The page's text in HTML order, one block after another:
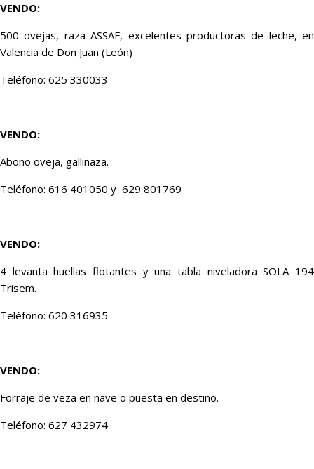
VENDO:
500 ovejas, raza ASSAF, excelentes productoras de leche, en
Valencia de Don Juan (León)
Teléfono: 625 330033
VENDO:
Abono oveja, gallinaza.
Teléfono: 616 401050 y 629 801769
VENDO:
4 levanta huellas flotantes y una tabla niveladora SOLA 194
Trisem.
Teléfono: 620 316935
VENDO:
Forraje de veza en nave o puesta en destino.
Teléfono: 627 432974